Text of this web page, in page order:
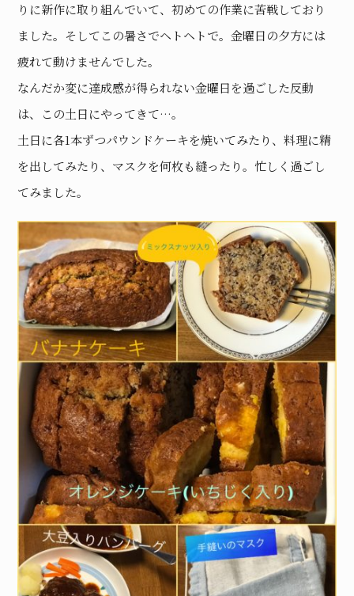
りに新作に取り組んでいて、初めての作業に苦戦しており
ました。そしてこの暑さでヘトヘトで。金曜日の夕方には
疲れて動けませんでした。
なんだか変に達成感が得られない金曜日を過ごした反動
は、この土日にやってきて…。
土日に各1本ずつパウンドケーキを焼いてみたり、料理に精
を出してみたり、マスクを何枚も縫ったり。忙しく過ごし
てみました。